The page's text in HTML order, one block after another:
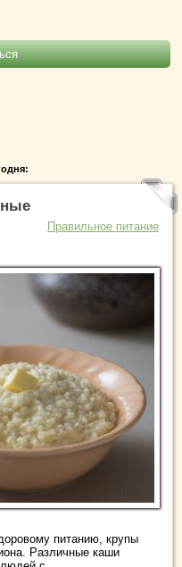
Правильное питание
питанию, крупы
Различные каши